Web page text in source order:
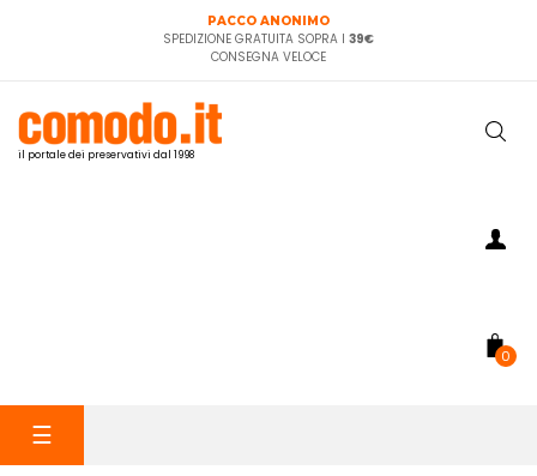
PACCO ANONIMO
SPEDIZIONE GRATUITA SOPRA I 39€
CONSEGNA VELOCE
il portale dei preservativi dal 1998
0
navigazione
☰